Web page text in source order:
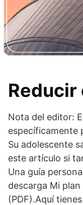
Reducir
Nota del editor:
específicamente
Su adolescente
este artículo si
Una guía
descarga Mi
(PDF).Aquí